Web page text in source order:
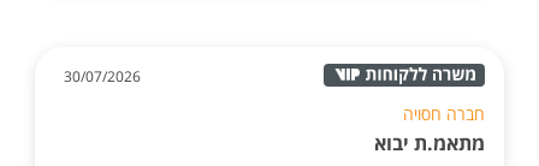
30/07/2026
חברה חסויה
מתאמ.ת יבוא